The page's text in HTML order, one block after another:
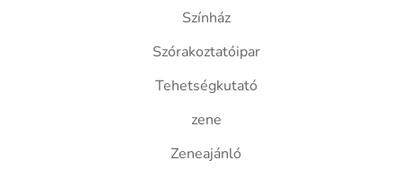
Színház
Szórakoztatóipar
Tehetségkutató
zene
Zeneajánló